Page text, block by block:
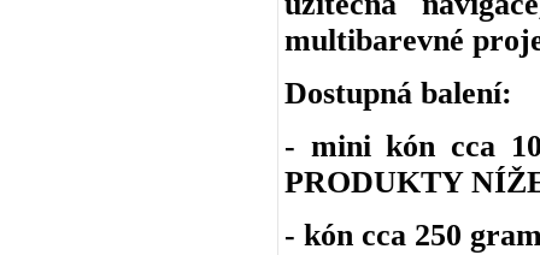
multibarevné
Dostupná balení:
- mini kón cca
PRODUKTY
- kón cca 250